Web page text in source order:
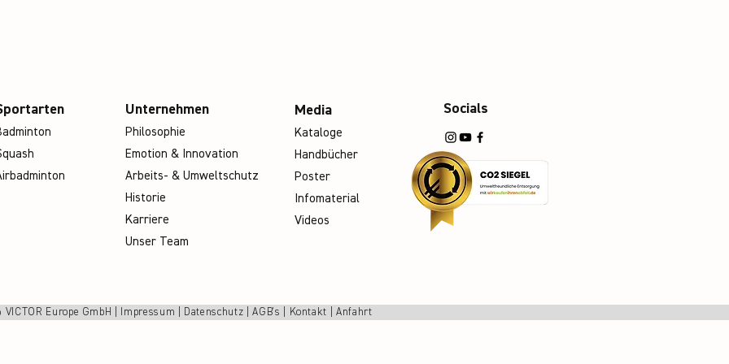
Unternehmen
Philosophie
Emotion & Innovation
Arbeits- & Umweltschutz
Historie
Karriere
Unser Team
Media
Kataloge
Handbücher
Poster
Infomaterial
Videos
Socials
Europe GmbH | Impressum Datenschutz |AGB's Kontakt |Anfahrt